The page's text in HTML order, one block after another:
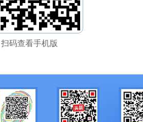
扫码查看手机版